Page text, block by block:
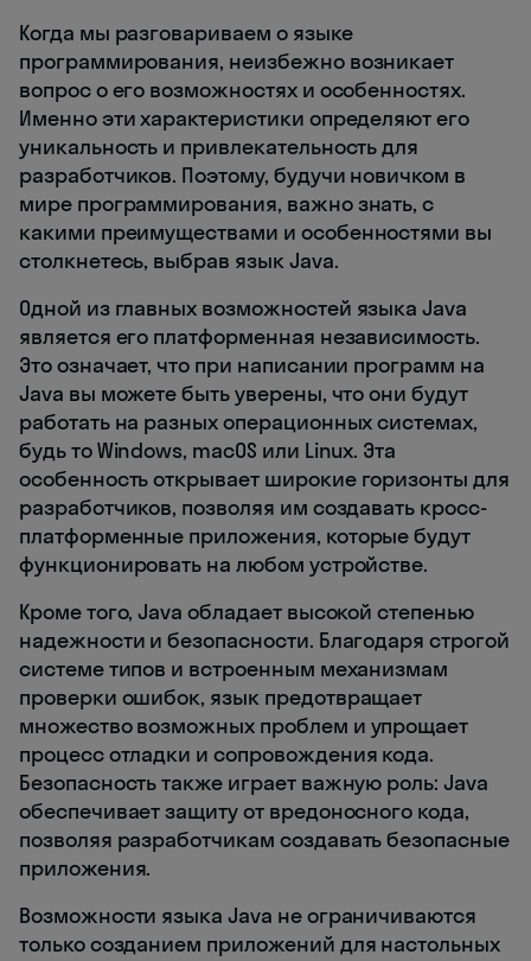
Когда мы разговариваем о языке
программирования, неизбежно возникает
вопрос о его возможностях и особенностях.
Именно эти характеристики определяют его
уникальность и привлекательность для
разработчиков. Поэтому, будучи новичком в
мире программирования, важно знать, с
какими преимуществами и особенностями вы
столкнетесь, выбрав язык Java.
Одной из главных возможностей языка Java
является его платформенная независимость.
Это означает, что при написании программ на
Java вы можете быть уверены, что они будут
работать на разных операционных системах,
будь то Windows, macOS или Linux. Эта
особенность открывает широкие горизонты для
разработчиков, позволяя им создавать кросс-
платформенные приложения, которые будут
функционировать на любом устройстве.
Кроме того, Java обладает высокой степенью
надежности и безопасности. Благодаря строгой
системе типов и встроенным механизмам
проверки ошибок, язык предотвращает
множество возможных проблем и упрощает
процесс отладки и сопровождения кода.
Безопасность также играет важную роль: Java
обеспечивает защиту от вредоносного кода,
позволяя разработчикам создавать безопасные
приложения.
Возможности языка Java не ограничиваются
только созданием приложений для настольных